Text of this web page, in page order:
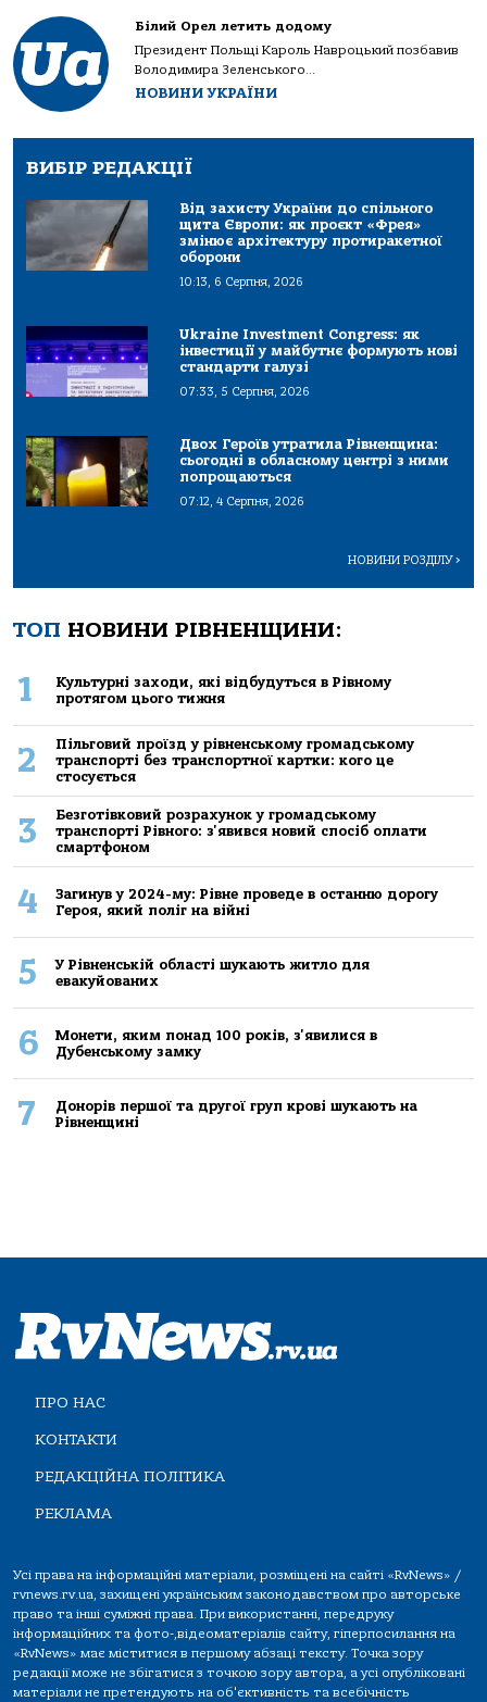
Білий Орел летить додому
Президент Польщі Кароль Навроцький позбавив
Володимира Зеленського...
НОВИНИ УКРАЇНИ
ВИБІР РЕДАКЦІЇ
Від захисту України до спільного
щита Європи: як проєкт «Фрея»
змінює архітектуру протиракетної
оборони
10:13, 6 Серпня, 2026
Ukraine Investment Congress: як
інвестиції у майбутнє формують нові
стандарти галузі
07:33, 5 Серпня, 2026
Двох Героїв утратила Рівненщина:
сьогодні в обласному центрі з ними
попрощаються
07:12, 4 Серпня, 2026
НОВИНИ РОЗДІЛУ>
ТОП НОВИНИ РІВНЕНЩИНИ:
1
Культурні заходи, які відбудуться в Рівному
протягом цього тижня
2
Пільговий проїзд у рівненському громадському
транспорті без транспортної картки: кого це
стосується
3
Безготівковий розрахунок у громадському
транспорті Рівного: з'явився новий спосіб оплати
смартфоном
4
Загинув у 2024-му: Рівне проведе в останню дорогу
Героя, який поліг на війні
5
У Рівненській області шукають житло для
евакуйованих
6
Монети, яким понад 100 років, з'явилися в
Дубенському замку
7
Донорів першої та другої груп крові шукають на
Рівненщині
ПРО НАС
КОНТАКТИ
РЕДАКЦІЙНА ПОЛІТИКА
РЕКЛАМА
Усі права на інформаційні матеріали, розміщені на сайті «RvNews» /
rvnews.rv.ua, захищені українським законодавством про авторське
право та інші суміжні права. При використанні, передруку
інформаційних та фото-,відеоматеріалів сайту, гіперпосилання на
«RvNews» має міститися в першому абзаці тексту. Точка зору
редакції може не збігатися з точкою зору автора, а усі опубліковані
матеріали не претендують на об'єктивність та всебічність